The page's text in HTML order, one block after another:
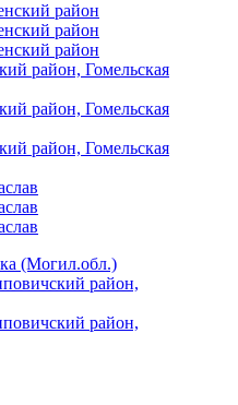
(Могил.обл.)